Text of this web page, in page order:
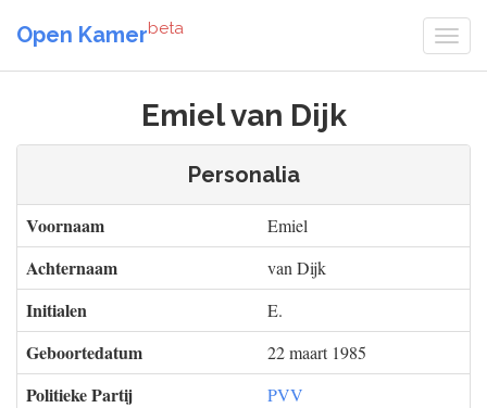
Open Kamerbeta
Emiel van Dijk
Personalia
Voornaam Emiel
Achternaam van Dijk
Initialen E.
Geboortedatum 22 maart 1985
Politieke Partij PVV